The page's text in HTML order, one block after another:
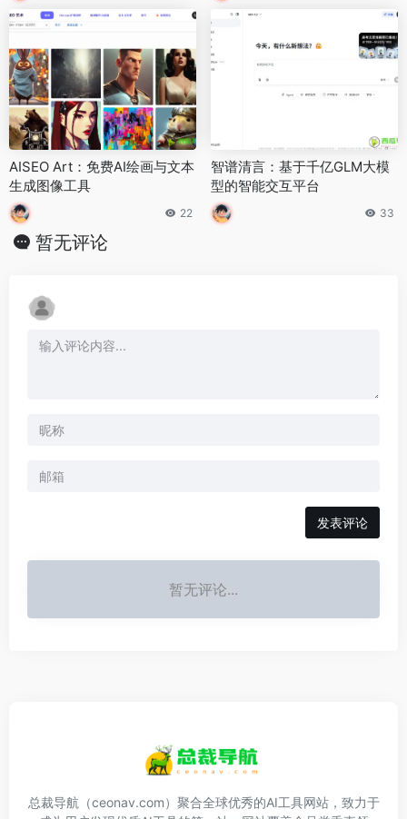
AISEO Art：免费AI绘画与文本
生成图像工具
22
智谱清言：基于千亿GLM大模
型的智能交互平台
33
暂无评论
发表评论
暂无评论...
总裁导航（ceonav.com）聚合全球优秀的AI工具网站，致力于